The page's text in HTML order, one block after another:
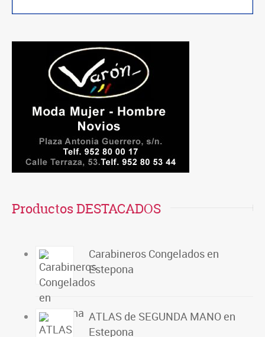
Productos DESTACADOS
Carabineros Congelados en
Estepona
ATLAS de SEGUNDA MANO en
Estepona